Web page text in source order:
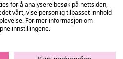
for å analysere besøk på nettsiden,
vårt, vise personlig tilpasset innhold
For mer informasjon om
innstillingene.